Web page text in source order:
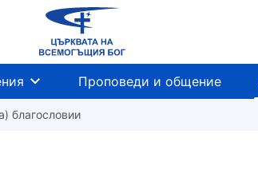
Проповеди и общение
благословии